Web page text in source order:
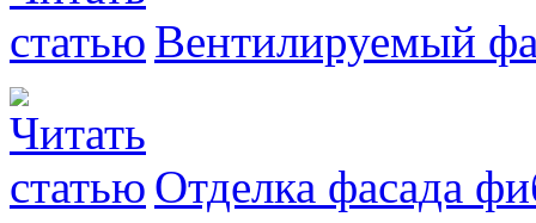
Вентилируемый
Отделка фасада